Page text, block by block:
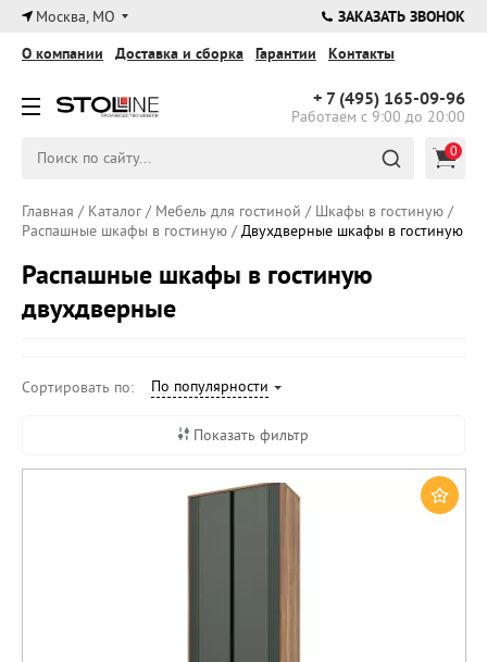
×
Москва, МО ЗАКАЗАТЬ ЗВОНОК
+ 7 (495) 165-09-96
Работаем с 9:00 до 20:00
О компании Доставка и сборка Гарантии Контакты
0
Главная / Каталог/ Мебель для гостиной / Шкафы в гостиную /
Распашные шкафы в гостиную /Двухдверные шкафы в гостиную
Распашные шкафы в гостиную
двухдверные
Сортировать по: По популярности
Показать фильтр